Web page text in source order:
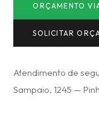
ORÇAMENTO
SOLICITAR
Atendimento de
Sampaio, 1245 —